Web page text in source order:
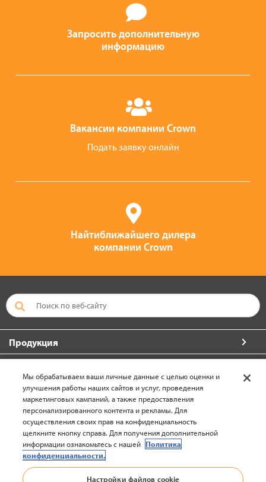
Запросить дополнительную
информацию
Вакансии компании Crown
Подать заявку онлайн
Найтиближайшего дилера
компании Crown
Продукция
О компании Crown
Свяжитесь с нами
Европа-Русский (изменить)
Мы обрабатываем ваши личные данные с целью оценки и
улучшения работы наших сайтов и услуг, проведения
маркетинговых кампаний, а также предоставления
персонализированного контента и рекламы. Для
осуществления своих прав на конфиденциальность
щелкните кнопку справа. Для получения дополнительной
информации ознакомьтесь с нашей Политика
конфиденциальности.
Настройки файлов cookie